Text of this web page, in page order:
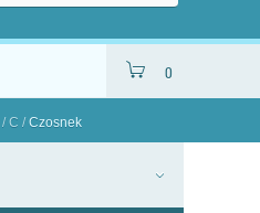
0
/ C / Czosnek